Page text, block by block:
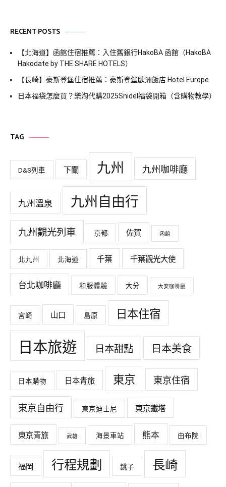
RECENT POSTS
【北海道】函館住宿推薦：入住舊銀行HakoBA 函館（HakoBA
Hakodate by THE SHARE HOTELS）
【長崎】豪斯登堡住宿推薦：豪斯登堡歐洲飯店 Hotel Europe
日本福袋怎麼買？樂淘代購2025Snidel福袋開箱（含購物教學）
TAG
D&S列車 下關 九州 九州咖啡廳
九州溫泉 九州自由行
九州觀光列車 京都 佐賀 函館
北九州 北海道 千葉 千葉觀光大使
台北咖啡廳 和服體驗 大分 大安咖啡廳
宮崎 山口 島原 日本住宿
日本旅遊 日本甜點 日本美食
日本購物 日本青旅 東京 東京住宿
東京自由行 東京迪士尼 東京鐵塔
東京青旅 武雄 海景車站 熊本 由布院
福岡 行程規劃 銚子 長崎